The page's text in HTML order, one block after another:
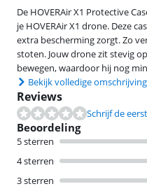
De HOVERAir X1 Protective
je HOVERAir X1 drone. Deze
extra bescherming zorgt. Zo
stoten. Jouw drone zit stevig
bewegen, waardoor hij nog
Bekijk volledige omschrijving
Reviews
Schrijf de
Beoordeling
5 sterren
4 sterren
3 sterren